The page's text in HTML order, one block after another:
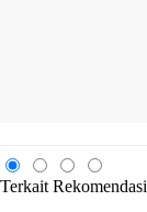
Terkait Rekomendasi